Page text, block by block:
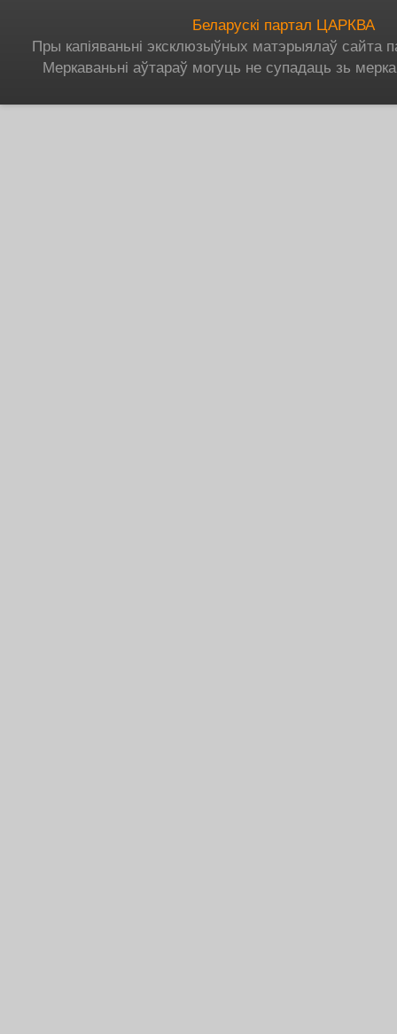
Беларускі партал ЦАРКВА
Пры капіяваньні эксклюзыўных матэрыялаў сайта
Меркаваньні аўтараў могуць не супадаць зь